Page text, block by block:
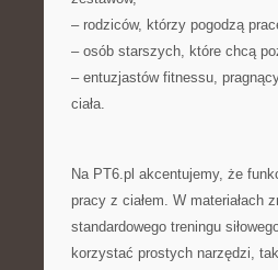
– rodziców, którzy pogodzą
– osób starszych, które chcą
– entuzjastów fitnessu,
ciała.
Na PT6.pl akcentujemy, że
pracy z ciałem. W materiałach
standardowego treningu
korzystać prostych narzędzi,